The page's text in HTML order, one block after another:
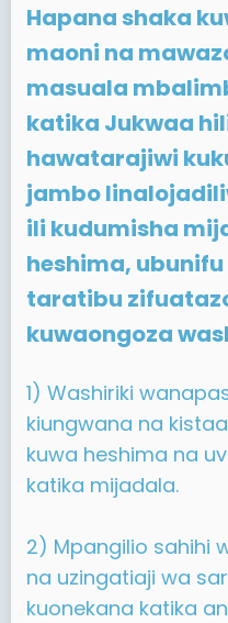
e
r
Hapana shaka
maoni na
masuala
katika Jukwaa
hawatarajiwi
jambo
ili kudumisha
heshima,
taratibu
kuwaongoza
1) Washiriki
kiungwana na
kuwa heshima na
katika mijadala.
2) Mpangilio sahihi
na uzingatiaji wa
kuonekana katika